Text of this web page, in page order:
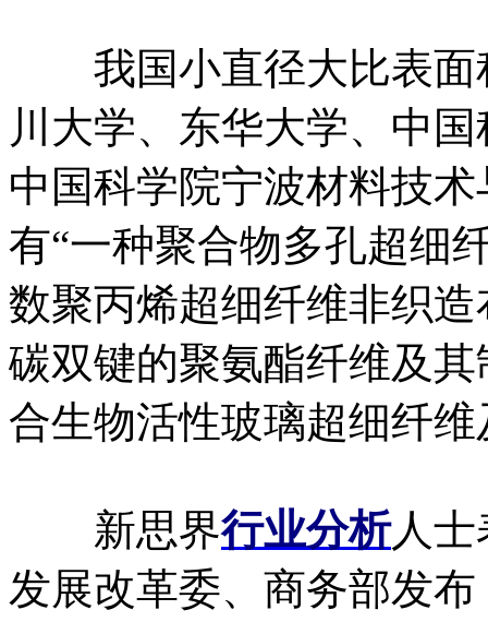
我国小直径大比表面
川大学、东华大学、中
中国科学院宁波材料技
有“一种聚合物多孔超细
数聚丙烯超细纤维非织
碳双键的聚氨酯纤维及
合生物活性玻璃超细纤
新思界行业分析人士
发展改革委、商务部发